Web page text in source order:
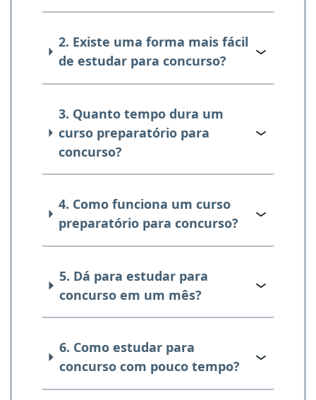
2. Existe uma forma mais fácil
de estudar para concurso?
3. Quanto tempo dura um
curso preparatório para
concurso?
4. Como funciona um curso
preparatório para concurso?
5. Dá para estudar para
concurso em um mês?
6. Como estudar para
concurso com pouco tempo?